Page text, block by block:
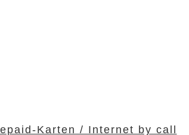
Karten / Internet by call